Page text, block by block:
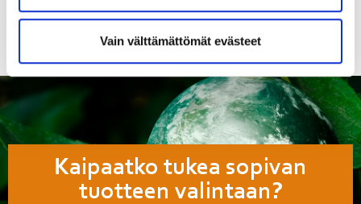
Vain välttämättömät evästeet
Kaipaatko tukea sopivan
tuotteen valintaan?